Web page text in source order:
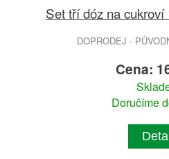
Set tří dóz na
DOPRODEJ -
Cena:
Doručíme